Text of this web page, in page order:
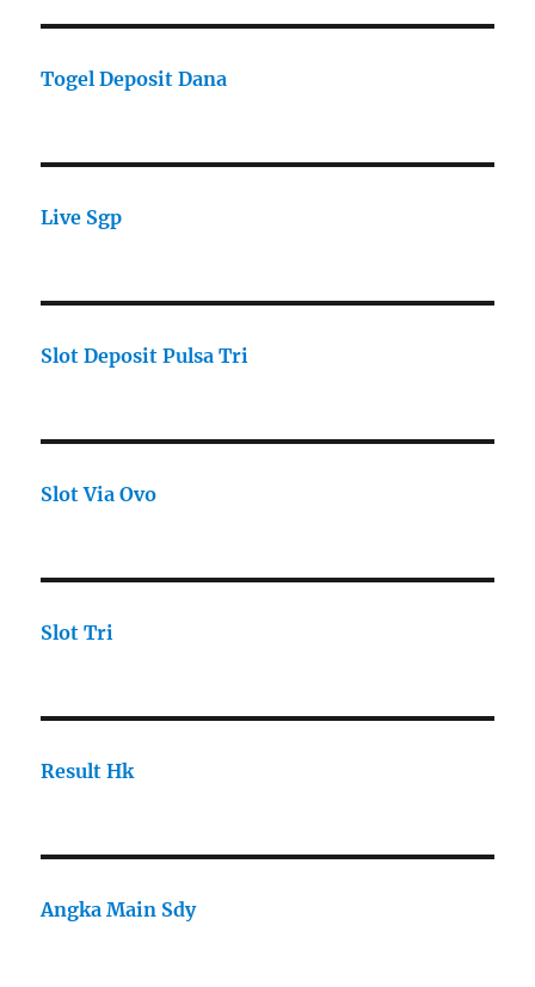
Togel Deposit Dana
Live Sgp
Slot Deposit Pulsa Tri
Slot Via Ovo
Slot Tri
Result Hk
Angka Main Sdy